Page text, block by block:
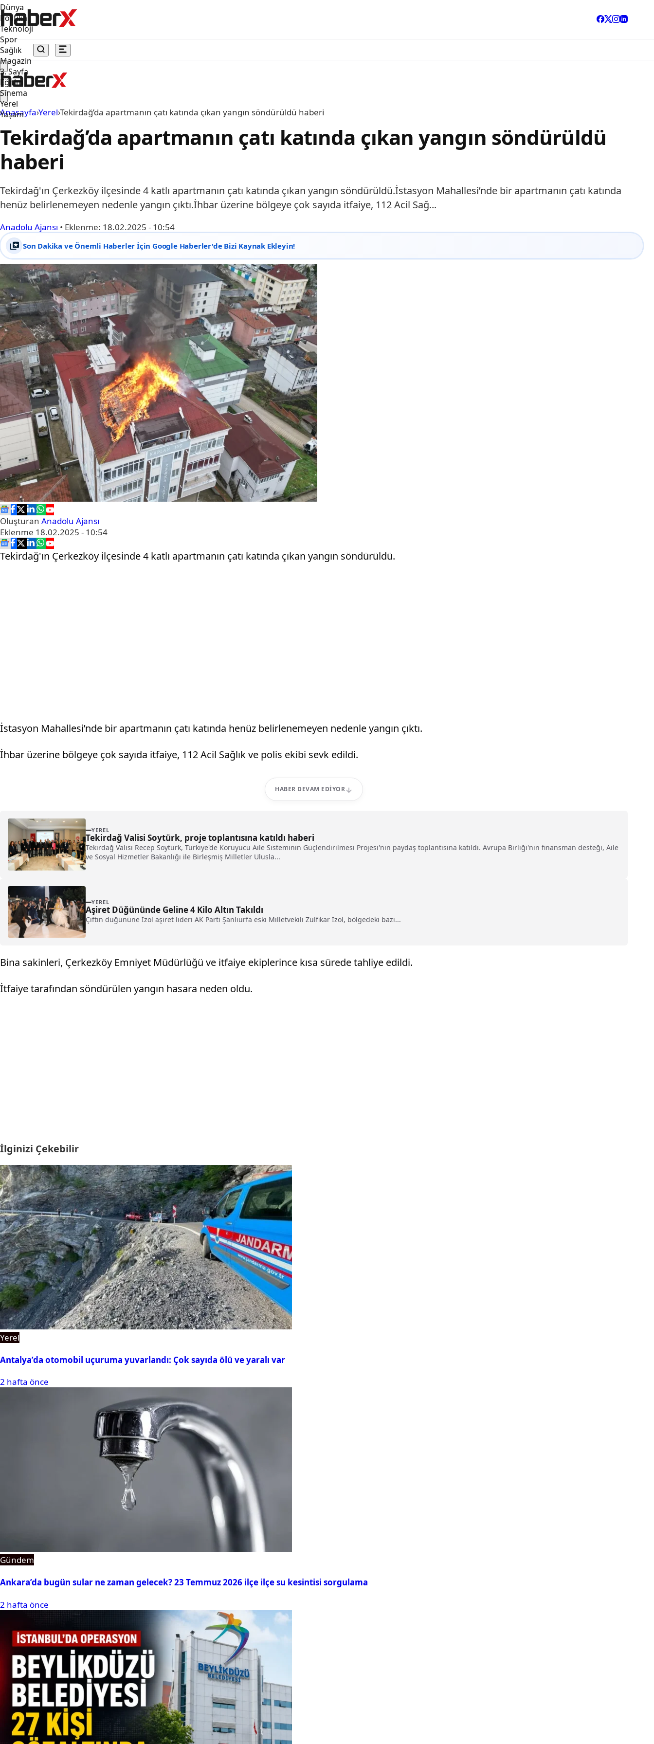
Dünya
Politika
Teknoloji
Spor
Sağlık
Magazin
3. Sayfa
Eğitim
Sinema
Yerel
Yaşam
Anasayfa›Yerel›Tekirdağ’da apartmanın çatı katında çıkan yangın söndürüldü haberi
Tekirdağ’da apartmanın çatı katında çıkan yangın söndürüldü
haberi
Tekirdağ'ın Çerkezköy ilçesinde 4 katlı apartmanın çatı katında çıkan yangın söndürüldü.İstasyon Mahallesi’nde bir apartmanın çatı katında
henüz belirlenemeyen nedenle yangın çıktı.İhbar üzerine bölgeye çok sayıda itfaiye, 112 Acil Sağ...
Anadolu Ajansı • Eklenme: 18.02.2025 - 10:54
Son Dakika ve Önemli Haberler İçin Google Haberler'de Bizi Kaynak Ekleyin!
Oluşturan Anadolu Ajansı
Eklenme 18.02.2025 - 10:54
Tekirdağ'ın Çerkezköy ilçesinde 4 katlı apartmanın çatı katında çıkan yangın söndürüldü.
İstasyon Mahallesi’nde bir apartmanın çatı katında henüz belirlenemeyen nedenle yangın çıktı.
İhbar üzerine bölgeye çok sayıda itfaiye, 112 Acil Sağlık ve polis ekibi sevk edildi.
HABER DEVAM EDIYOR
YEREL
Tekirdağ Valisi Soytürk, proje toplantısına katıldı haberi
Tekirdağ Valisi Recep Soytürk, Türkiye'de Koruyucu Aile Sisteminin Güçlendirilmesi Projesi'nin paydaş toplantısına katıldı. Avrupa Birliği'nin finansman desteği, Aile
ve Sosyal Hizmetler Bakanlığı ile Birleşmiş Milletler Ulusla...
YEREL
Aşiret Düğününde Geline 4 Kilo Altın Takıldı
Çiftin düğününe İzol aşiret lideri AK Parti Şanlıurfa eski Milletvekili Zülfikar İzol, bölgedeki bazı...
Bina sakinleri, Çerkezköy Emniyet Müdürlüğü ve itfaiye ekiplerince kısa sürede tahliye edildi.
İtfaiye tarafından söndürülen yangın hasara neden oldu.
İlginizi Çekebilir
Yerel
Antalya’da otomobil uçuruma yuvarlandı: Çok sayıda ölü ve yaralı var
2 hafta önce
Gündem
Ankara’da bugün sular ne zaman gelecek? 23 Temmuz 2026 ilçe ilçe su kesintisi sorgulama
2 hafta önce